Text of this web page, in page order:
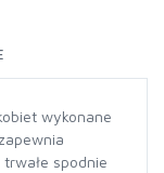
wykonane
spodnie